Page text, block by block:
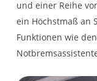
Adaptive LED
LED-
und einer Reihe
ein Höchstmaß an
Funktionen wie